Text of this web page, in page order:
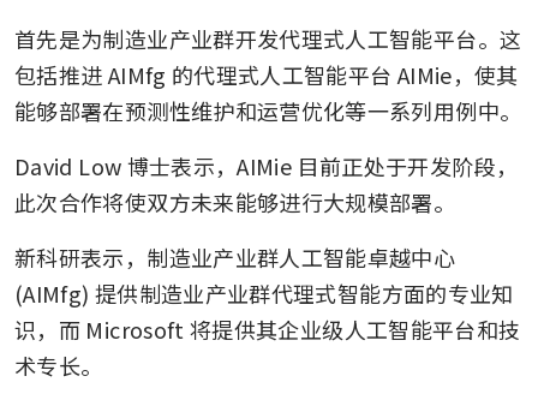
首先是为制造业产业群开发代理式人工智能平台。这
包括推进 AIMfg 的代理式人工智能平台 AIMie，使其
能够部署在预测性维护和运营优化等一系列用例中。
David Low 博士表示，AIMie 目前正处于开发阶段，
此次合作将使双方未来能够进行大规模部署。
新科研表示，制造业产业群人工智能卓越中心
(AIMfg) 提供制造业产业群代理式智能方面的专业知
识，而 Microsoft 将提供其企业级人工智能平台和技
术专长。